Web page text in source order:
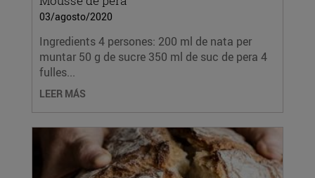
03/agosto/2020
Ingredients 4 persones: 200 ml de nata per
muntar 50 g de sucre 350 ml de suc de pera 4
fulles...
LEER MÁS